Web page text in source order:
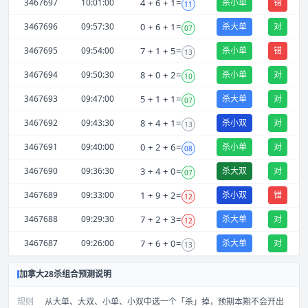
3467697 10:01:00 4+ 6 + 1 = 11 杀小单 错
3467696 09:57:30 0 + 6 + 1= 07 杀大单 对
3467695 09:54:00 7 + 1 + 5= 13 杀小单 错
3467694 09:50:30 8 + 0 + 2= 10 杀小单 对
3467693 09:47:00 5 + 1 + 1= 07 杀大单 对
3467692 09:43:30 8 + 4+ 1= 13 杀小双 对
3467691 09:40:00 0 + 2 + 6= 08 杀小单 对
3467690 09:36:30 3 + 4+ 0= 07 杀大双 对
3467689 09:33:00 1 + 9 + 2= 12 杀小双 错
3467688 09:29:30 7 + 2 + 3= 12 杀大单 对
3467687 09:26:00 7 + 6 + 0= 13 杀大单 对
加拿大28杀组合预测说明
规则 从大单、大双、小单、小双中选一个「杀」掉，预期本期不会开出